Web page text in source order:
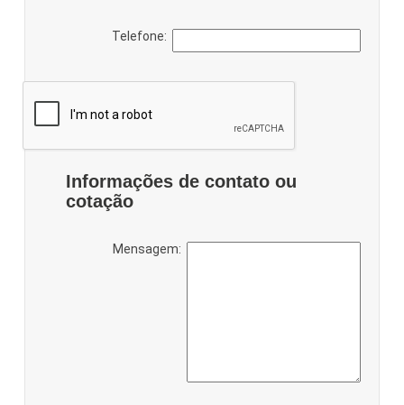
Telefone:
Informações de contato ou
cotação
Mensagem: